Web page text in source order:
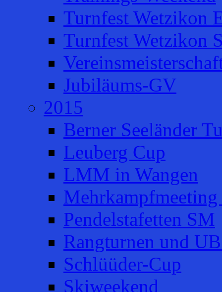
Turnfest Wetzikon
Turnfest Wetzikon
Jubiläums-GV
2015
Berner Seeländer
Leuberg Cup
LMM in Wangen
Pendelstafetten SM
Rangturnen und
Schlüüder-Cup
Skiweekend